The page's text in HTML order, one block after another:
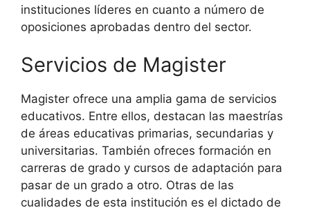
instituciones líderes en cuanto a número de
oposiciones aprobadas dentro del sector.
Servicios de Magister
Magister ofrece una amplia gama de servicios
educativos. Entre ellos, destacan las maestrías
de áreas educativas primarias, secundarias y
universitarias. También ofreces formación en
carreras de grado y cursos de adaptación para
pasar de un grado a otro. Otras de las
cualidades de esta institución es el dictado de